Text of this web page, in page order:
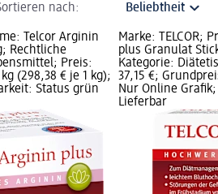
nach:
Telcor Arginin
Rechtliche
Preis:
(298,38 € je 1 kg);
Status grün
Marke: TELCOR;
plus Granulat
Kategorie:
37,15 €;
Nur Online
Lieferbar